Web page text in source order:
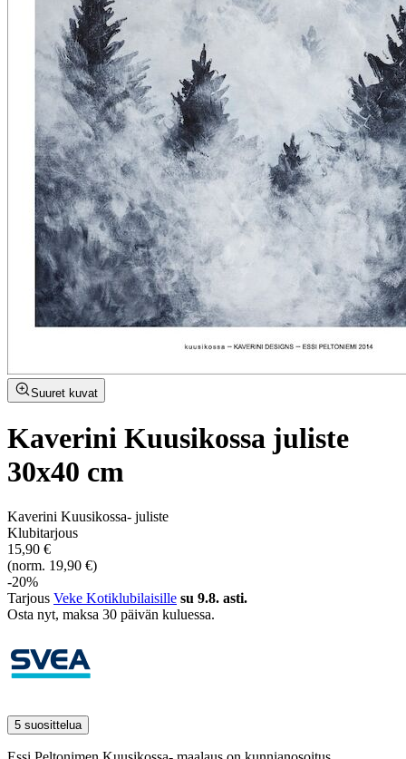
Suuret kuvat
Kaverini Kuusikossa juliste
30x40 cm
Kaverini Kuusikossa- juliste
Klubitarjous
15,90 €
(norm. 19,90 €)
-20%
Tarjous Veke Kotiklubilaisille su 9.8. asti.
Osta nyt, ­maksa 30 päivän kuluessa.
5 suosittelua